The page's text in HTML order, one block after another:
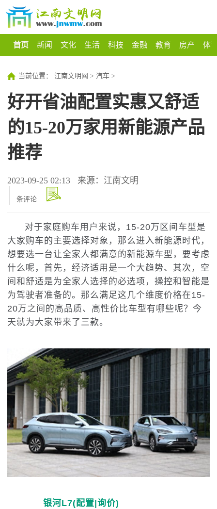
首页 新闻 文化 生活 科技 金融 教育 房产 体
当前位置： 江南文明网 > 汽车 >
好开省油配置实惠又舒适
的15-20万家用新能源产品
推荐
2023-09-25 02:13 来源：江南文明
条评论
对于家庭购车用户来说，15-20万区间车型是
大家购车的主要选择对象，那么进入新能源时代，
想要选一台让全家人都满意的新能源车型，要考虑
什么呢，首先，经济适用是一个大趋势、其次，空
间和舒适是为全家人选择的必选项，操控和智能是
为驾驶者准备的。那么满足这几个维度价格在15-
20万之间的高品质、高性价比车型有哪些呢？今
天就为大家带来了三款。
银河L7(配置 |询价)